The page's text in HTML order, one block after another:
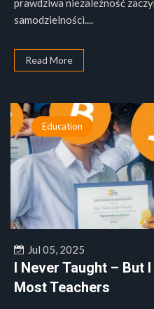
prawdziwa niezależność
samodzielności....
Read More
Education
Jul 05, 2025
I Never Taught – But
Most Teachers